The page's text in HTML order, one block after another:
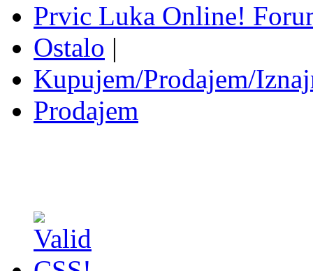
Prvic Luka Online!
Ostalo |
Kupujem/Prodajem/
Prodajem